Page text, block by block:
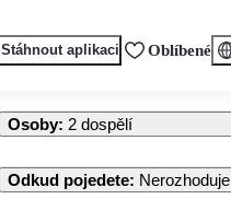
Stáhnout aplikaci Oblíbené
Osoby: 2 dospělí
Odkud pojedete: Nerozhoduje